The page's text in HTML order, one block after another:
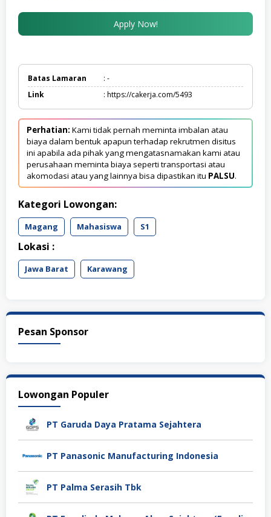
Apply Now!
Batas Lamaran
: -
Link
: https://cakerja.com/5493
Perhatian: Kami tidak pernah meminta imbalan atau
biaya dalam bentuk apapun terhadap rekrutmen disitus
ini apabila ada pihak yang mengatasnamakan kami atau
perusahaan meminta biaya seperti transportasi atau
akomodasi atau yang lainnya bisa dipastikan itu PALSU.
Kategori Lowongan:
Magang Mahasiswa S1
Lokasi :
Jawa Barat Karawang
Pesan Sponsor
Lowongan Populer
PT Garuda Daya Pratama Sejahtera
PT Panasonic Manufacturing Indonesia
PT Palma Serasih Tbk